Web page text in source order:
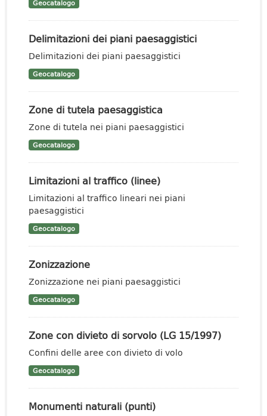
Geocatalogo
Delimitazioni dei piani paesaggistici
Delimitazioni dei piani paesaggistici
Geocatalogo
Zone di tutela paesaggistica
Zone di tutela nei piani paesaggistici
Geocatalogo
Limitazioni al traffico (linee)
Limitazioni al traffico lineari nei piani
paesaggistici
Geocatalogo
Zonizzazione
Zonizzazione nei piani paesaggistici
Geocatalogo
Zone con divieto di sorvolo (LG 15/1997)
Confini delle aree con divieto di volo
Geocatalogo
Monumenti naturali (punti)